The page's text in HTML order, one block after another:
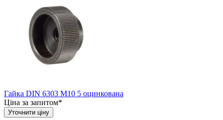
Гайка DIN 6303 М10 5 оцинкована
Ціна за запитом*
Уточнити ціну